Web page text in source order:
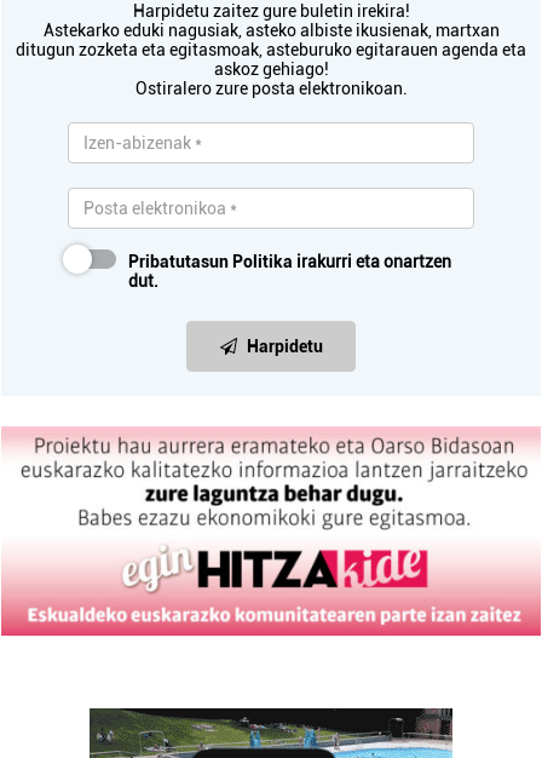
Harpidetu zaitez gure buletin irekira!
Astekarko eduki nagusiak, asteko albiste ikusienak, martxan
ditugun zozketa eta egitasmoak, asteburuko egitarauen agenda eta
askoz gehiago!
Ostiralero zure posta elektronikoan.
Pribatutasun Politika irakurri eta onartzen
dut.
Harpidetu